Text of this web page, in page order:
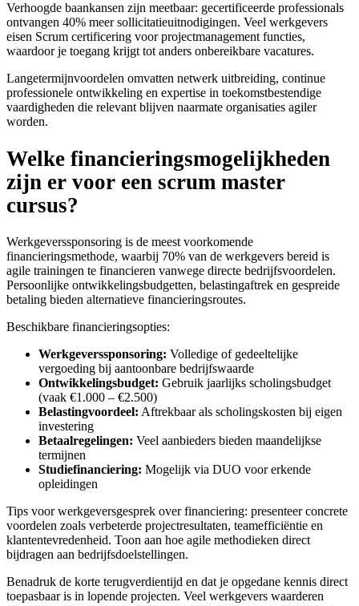
Verhoogde baankansen zijn meetbaar: gecertificeerde professionals
ontvangen 40% meer sollicitatieuitnodigingen. Veel werkgevers
eisen Scrum certificering voor projectmanagement functies,
waardoor je toegang krijgt tot anders onbereikbare vacatures.
Langetermijnvoordelen omvatten netwerk uitbreiding, continue
professionele ontwikkeling en expertise in toekomstbestendige
vaardigheden die relevant blijven naarmate organisaties agiler
worden.
Welke financieringsmogelijkheden
zijn er voor een scrum master
cursus?
Werkgeverssponsoring is de meest voorkomende
financieringsmethode, waarbij 70% van de werkgevers bereid is
agile trainingen te financieren vanwege directe bedrijfsvoordelen.
Persoonlijke ontwikkelingsbudgetten, belastingaftrek en gespreide
betaling bieden alternatieve financieringsroutes.
Beschikbare financieringsopties:
Werkgeverssponsoring: Volledige of gedeeltelijke
vergoeding bij aantoonbare bedrijfswaarde
Ontwikkelingsbudget: Gebruik jaarlijks scholingsbudget
(vaak €1.000 – €2.500)
Belastingvoordeel: Aftrekbaar als scholingskosten bij eigen
investering
Betaalregelingen: Veel aanbieders bieden maandelijkse
termijnen
Studiefinanciering: Mogelijk via DUO voor erkende
opleidingen
Tips voor werkgeversgesprek over financiering: presenteer concrete
voordelen zoals verbeterde projectresultaten, teamefficiëntie en
klantentevredenheid. Toon aan hoe agile methodieken direct
bijdragen aan bedrijfsdoelstellingen.
Benadruk de korte terugverdientijd en dat je opgedane kennis direct
toepasbaar is in lopende projecten. Veel werkgevers waarderen